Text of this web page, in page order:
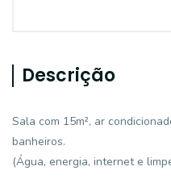
Descrição
Sala com 15m², ar
banheiros.
(Água, energia, internet e